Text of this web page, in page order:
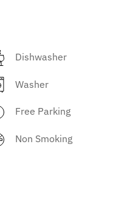
Dishwasher
Washer
Free Parking
Non Smoking